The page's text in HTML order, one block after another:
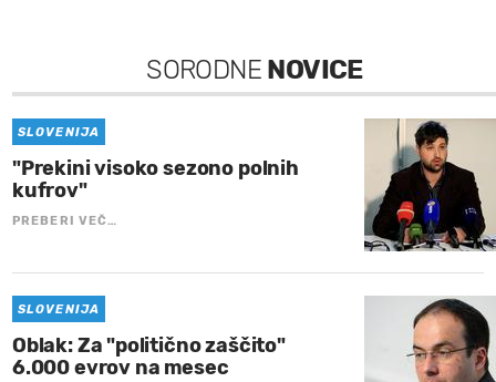
SORODNE NOVICE
SLOVENIJA
"Prekini visoko sezono polnih
kufrov"
PREBERI VEČ…
SLOVENIJA
Oblak: Za "politično zaščito"
6.000 evrov na mesec